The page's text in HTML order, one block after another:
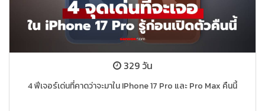
329 วัน
4 ฟีเจอร์เด่นที่คาดว่าจะมาใน IPhone 17 Pro และ Pro Max คืนนี้